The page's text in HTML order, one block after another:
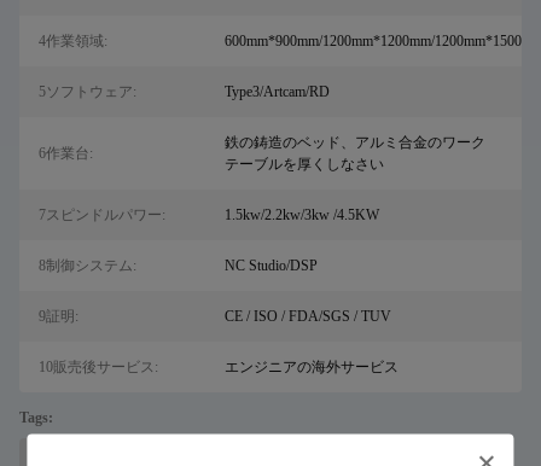
4作業領域: 600mm*900mm/1200mm*1200mm/
5ソフトウェア: Type3/Artcam/RD
6作業台:
鉄の鋳造のベッド、アルミ合金のワーク
テーブルを厚くしなさい
7スピンドルパワー: 1.5kw/2.2kw/3kw /4.5KW
8制御システム: NC Studio/DSP
9証明: CE / ISO / FDA/SGS / TUV
10販売後サービス: エンジニアの海外サービス
Tags: